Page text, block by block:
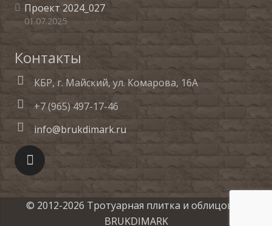
Проект 2024_027
01.07.2025
Контакты
КБР, г. Майский, ул. Комарова, 16А
+7 (965) 497-17-46
info@brukdimark.ru
© 2012-2026 Тротуарная плитка и облицовка
BRUKDIMARK